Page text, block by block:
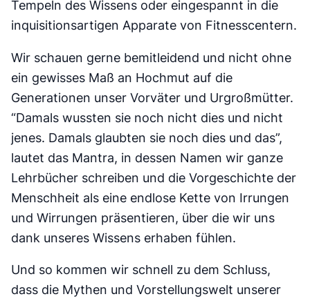
Tempeln des Wissens oder eingespannt in die
inquisitionsartigen Apparate von Fitnesscentern.
Wir schauen gerne bemitleidend und nicht ohne
ein gewisses Maß an Hochmut auf die
Generationen unser Vorväter und Urgroßmütter.
“Damals wussten sie noch nicht dies und nicht
jenes. Damals glaubten sie noch dies und das”,
lautet das Mantra, in dessen Namen wir ganze
Lehrbücher schreiben und die Vorgeschichte der
Menschheit als eine endlose Kette von Irrungen
und Wirrungen präsentieren, über die wir uns
dank unseres Wissens erhaben fühlen.
Und so kommen wir schnell zu dem Schluss,
dass die Mythen und Vorstellungswelt unserer